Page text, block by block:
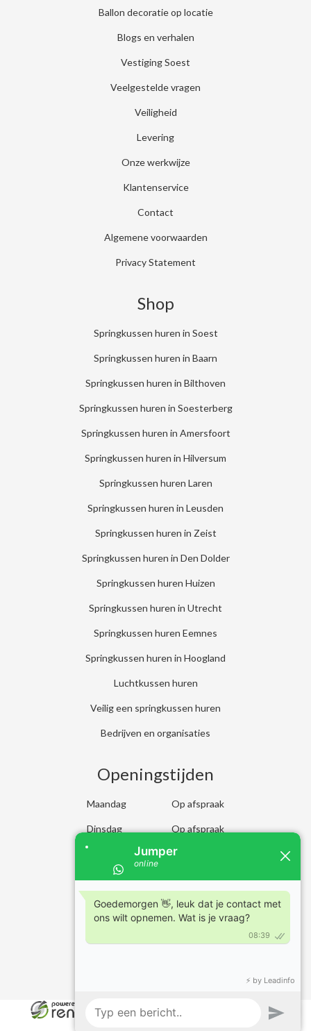
Ballon decoratie op locatie
Blogs en verhalen
Vestiging Soest
Veelgestelde vragen
Veiligheid
Levering
Onze werkwijze
Klantenservice
Contact
Algemene voorwaarden
Privacy Statement
Shop
Springkussen huren in Soest
Springkussen huren in Baarn
Springkussen huren in Bilthoven
Springkussen huren in Soesterberg
Springkussen huren in Amersfoort
Springkussen huren in Hilversum
Springkussen huren Laren
Springkussen huren in Leusden
Springkussen huren in Zeist
Springkussen huren in Den Dolder
Springkussen huren Huizen
Springkussen huren in Utrecht
Springkussen huren Eemnes
Springkussen huren in Hoogland
Luchtkussen huren
Veilig een springkussen huren
Bedrijven en organisaties
Openingstijden
Maandag Op afspraak
Dinsdag Op afspraak
Op afspraak
Donderdag Op afspraak
Vrijdag Op afspraak
© 2026 - Jumpertjes